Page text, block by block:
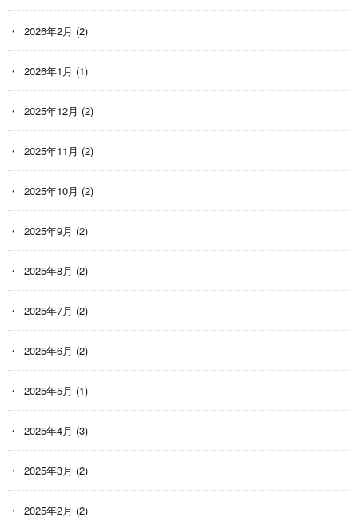
2026年2月 (2)
2026年1月 (1)
2025年12月 (2)
2025年11月 (2)
2025年10月 (2)
2025年9月 (2)
2025年8月 (2)
2025年7月 (2)
2025年6月 (2)
2025年5月 (1)
2025年4月 (3)
2025年3月 (2)
2025年2月 (2)